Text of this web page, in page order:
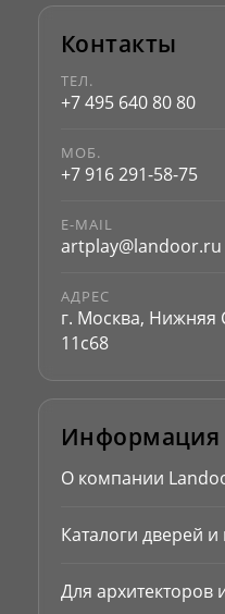
Контакты
ТЕЛ.
+7 495 640 80 80
МОБ.
+7 916 291-58-75
E-MAIL
artplay@landoor.ru
АДРЕС
г. Москва, Нижняя
11с68
Информация
О компании
Каталоги дверей
Для архитекторов